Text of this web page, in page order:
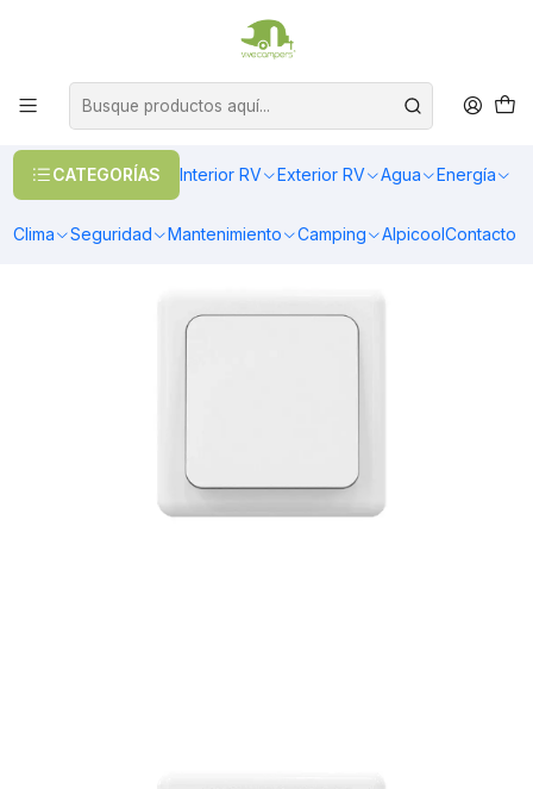
CATEGORÍAS Interior RV Exterior RV Agua Energía
Clima Seguridad Mantenimiento Camping AlpicoolContacto
OFERTAS EN CALEFACCIÓN DIESEL
Interruptor simple SPST on/off blanco bajo perfil 250V 16A